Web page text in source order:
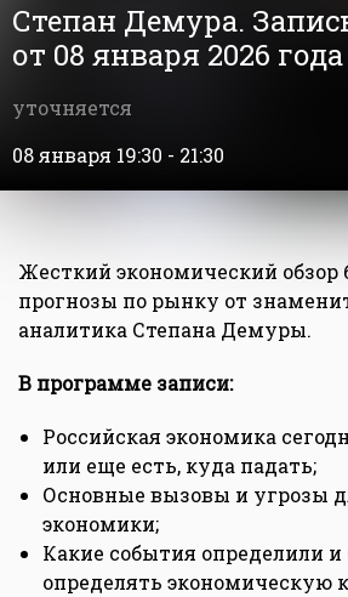
Степан Демура.
от 08 января 2026 года
уточняется
08 января 19:30 - 21:30
Жесткий экономический обзор
прогнозы по рынку от
аналитика Степана Демуры.
В программе записи:
Российская экономика
или еще есть, куда падать;
Основные вызовы и угрозы
экономики;
Какие события определили и
определять экономическую